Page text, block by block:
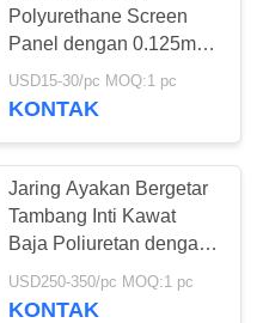
Polyurethane Screen
Panel dengan 0.125mm
Aperture untuk
Dewatering Pasir
USD15-30/pc MOQ:1 pc
KONTAK
Jaring Ayakan Bergetar
Tambang Inti Kawat
Baja Poliuretan dengan
Pembersihan Mandiri
dan Umur Pakai Lebih
USD250-350/pc MOQ:1 pc
KONTAK